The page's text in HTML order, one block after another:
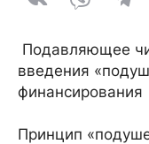
Подавляющее
введения
финансирования
Принцип